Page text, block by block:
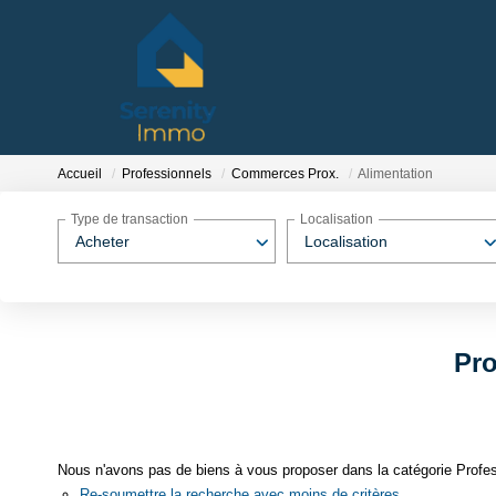
Accueil Professionnels Commerces Prox. Alimentation
Acheter
Type de transaction
Localisation
Localisation
Nous n'avons pas de biens à vous proposer dans la catégorie